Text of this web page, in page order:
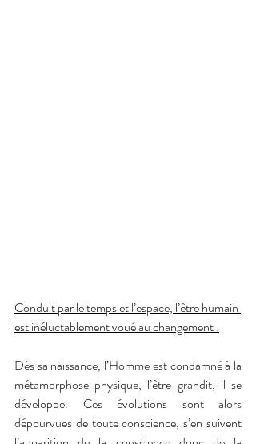
Conduit par le temps et l’espace, l’être humain
est inéluctablement voué au changement :
Dès sa naissance, l’Homme est condamné à la
métamorphose physique, l’être grandit, il se
développe. Ces évolutions sont alors
dépourvues de toute conscience, s’en suivent